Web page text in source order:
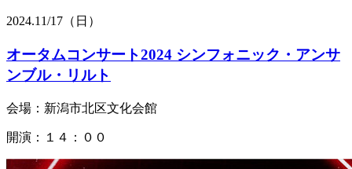
2024.11/17 （日）
オータムコンサート2024 シンフォニック・アンサ
ンブル・リルト
会場：新潟市北区文化会館
開演：１４：００